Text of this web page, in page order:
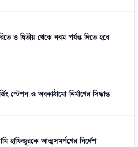
ও দ্বিতীয় থেকে নবম পর্যন্ত দিতে হবে
স্টেশন ও অবকাঠামো নির্মাণের সিদ্ধান্ত
হাফিজুরকে আত্মসমর্পণের নির্দেশ